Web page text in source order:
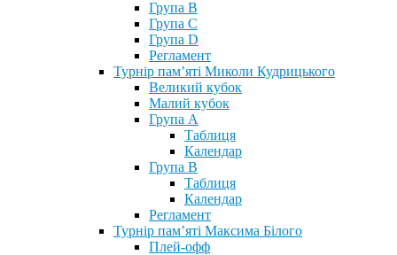
Група В
Група С
Група D
Регламент
Турнір пам’яті Миколи Кудрицького
Великий кубок
Малий кубок
Група А
Таблиця
Календар
Група В
Таблиця
Календар
Регламент
Турнір пам’яті Максима Білого
Плей-офф